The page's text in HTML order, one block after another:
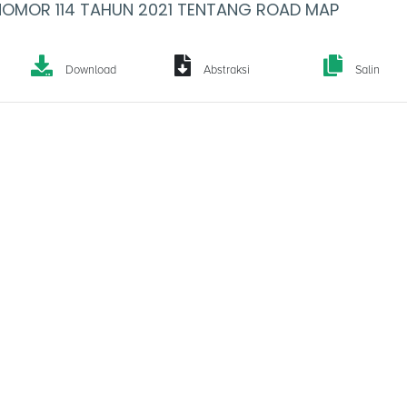
114 TAHUN 2021 TENTANG ROAD MAP
Download Abstraksi Salin